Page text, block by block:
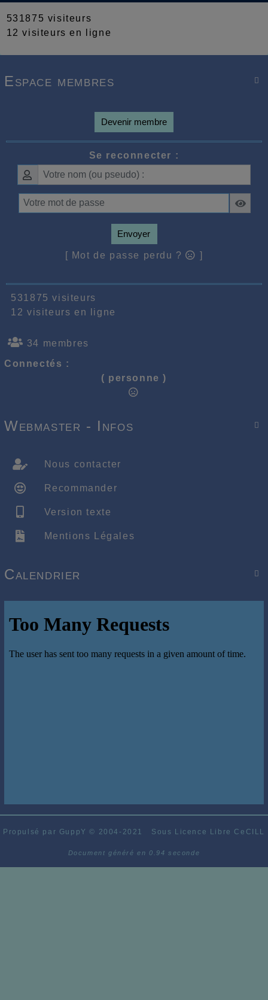
531875 visiteurs
12 visiteurs en ligne

Espace membres
Devenir membre
Se reconnecter :
Envoyer
[ Mot de passe perdu ? ]
531875 visiteurs
12 visiteurs en ligne
34 membres
Connectés :
( personne )

Webmaster - Infos
Nous contacter
Recommander
Version texte
Mentions Légales

Calendrier
Propulsé par GuppY© 2004-2021 Sous Licence Libre CeCILL
Document généré en 0.94 seconde